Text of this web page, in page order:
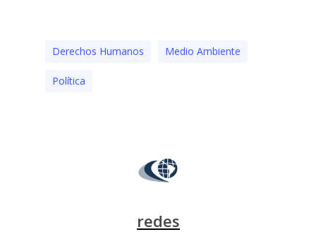
Derechos Humanos Medio Ambiente
Polí­tica
redes